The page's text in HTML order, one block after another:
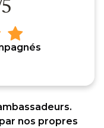
nos propres